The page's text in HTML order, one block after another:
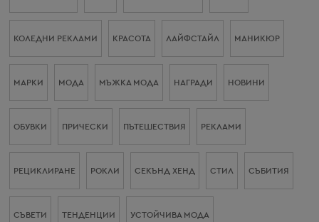
КОЛЕДНИ РЕКЛАМИ КРАСОТА ЛАЙФСТАЙЛ МАНИКЮР
МАРКИ МОДА МЪЖКА МОДА НАГРАДИ НОВИНИ
ОБУВКИ ПРИЧЕСКИ ПЪТЕШЕСТВИЯ РЕКЛАМИ
РЕЦИКЛИРАНЕ РОКЛИ СЕКЪНД ХЕНД СТИЛ СЪБИТИЯ
СЪВЕТИ ТЕНДЕНЦИИ УСТОЙЧИВА МОДА